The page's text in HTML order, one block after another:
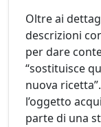
Oltre ai
descrizioni
per dare
“sostituisce
nuova
l’oggetto
parte di una